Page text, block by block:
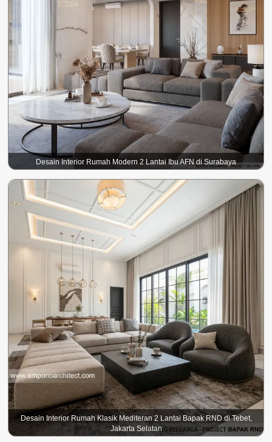
Desain Interior Rumah Modern 2 Lantai Ibu AFN di Surabaya
Desain Interior Rumah Klasik Mediteran 2 Lantai Bapak RND di Tebet,
Jakarta Selatan